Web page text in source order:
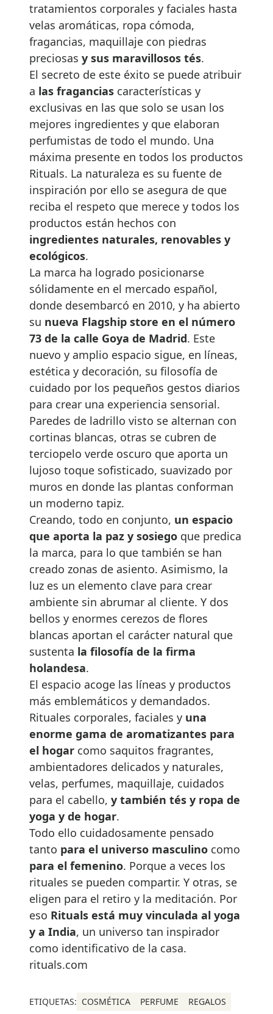
tratamientos corporales y faciales hasta
velas aromáticas, ropa cómoda,
fragancias, maquillaje con piedras
preciosas y sus maravillosos tés.
El secreto de este éxito se puede atribuir
a las fragancias características y
exclusivas en las que solo se usan los
mejores ingredientes y que elaboran
perfumistas de todo el mundo. Una
máxima presente en todos los productos
Rituals. La naturaleza es su fuente de
inspiración por ello se asegura de que
reciba el respeto que merece y todos los
productos están hechos con
ingredientes naturales, renovables y
ecológicos.
La marca ha logrado posicionarse
sólidamente en el mercado español,
donde desembarcó en 2010, y ha abierto
su nueva Flagship store en el número
73 de la calle Goya de Madrid. Este
nuevo y amplio espacio sigue, en líneas,
estética y decoración, su filosofía de
cuidado por los pequeños gestos diarios
para crear una experiencia sensorial.
Paredes de ladrillo visto se alternan con
cortinas blancas, otras se cubren de
terciopelo verde oscuro que aporta un
lujoso toque sofisticado, suavizado por
muros en donde las plantas conforman
un moderno tapiz.
Creando, todo en conjunto, un espacio
que aporta la paz y sosiego que predica
la marca, para lo que también se han
creado zonas de asiento. Asimismo, la
luz es un elemento clave para crear
ambiente sin abrumar al cliente. Y dos
bellos y enormes cerezos de flores
blancas aportan el carácter natural que
sustenta la filosofía de la firma
holandesa.
El espacio acoge las líneas y productos
más emblemáticos y demandados.
Rituales corporales, faciales y una
enorme gama de aromatizantes para
el hogar como saquitos fragrantes,
ambientadores delicados y naturales,
velas, perfumes, maquillaje, cuidados
para el cabello, y también tés y ropa de
yoga y de hogar.
Todo ello cuidadosamente pensado
tanto para el universo masculino como
para el femenino. Porque a veces los
rituales se pueden compartir. Y otras, se
eligen para el retiro y la meditación. Por
eso Rituals está muy vinculada al yoga
y a India, un universo tan inspirador
como identificativo de la casa.
rituals.com
ETIQUETAS: COSMÉTICA PERFUME REGALOS